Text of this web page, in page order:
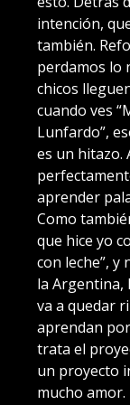
intención,
también.
perdamos lo
chicos
cuando ves
Lunfardo”,
es un hitazo.
aprender
Como
que hice yo
con leche”, y
la Argentina,
va a quedar
aprendan
trata el
un proyecto
mucho amor.